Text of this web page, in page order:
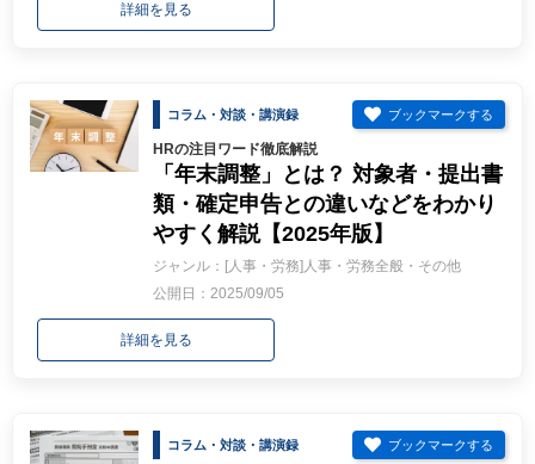
詳細を見る
コラム・対談・講演録
HRの注目ワード徹底解説
「年末調整」とは？ 対象者・提出書
類・確定申告との違いなどをわかり
やすく解説【2025年版】
ジャンル：[人事・労務]人事・労務全般・その他
公開日：2025/09/05
詳細を見る
コラム・対談・講演録